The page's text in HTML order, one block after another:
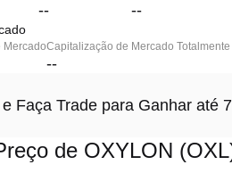
-- --
MercadoCapitalização de Mercado
--
Faça Trade para Ganhar até
de OXYLON